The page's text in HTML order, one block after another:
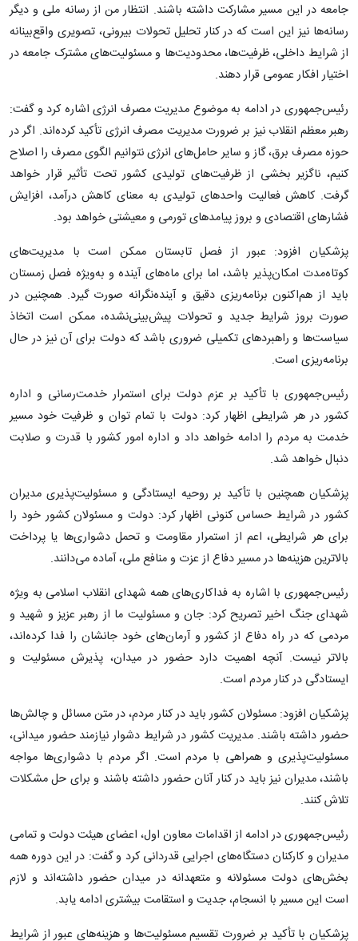
جامعه در این مسیر مشارکت داشته باشند. انتظار من از رسانه ملی و دیگر
رسانه‌ها نیز این است که در کنار تحلیل تحولات بیرونی، تصویری واقع‌بینانه
از شرایط داخلی، ظرفیت‌ها، محدودیت‌ها و مسئولیت‌های مشترک جامعه در
اختیار افکار عمومی قرار دهند.
رئیس‌جمهوری در ادامه به موضوع مدیریت مصرف انرژی اشاره کرد و گفت:
رهبر معظم انقلاب نیز بر ضرورت مدیریت مصرف انرژی تأکید کرده‌اند. اگر در
حوزه مصرف برق، گاز و سایر حامل‌های انرژی نتوانیم الگوی مصرف را اصلاح
کنیم، ناگزیر بخشی از ظرفیت‌های تولیدی کشور تحت تأثیر قرار خواهد
گرفت. کاهش فعالیت واحدهای تولیدی به معنای کاهش درآمد، افزایش
فشارهای اقتصادی و بروز پیامدهای تورمی و معیشتی خواهد بود.
پزشکیان افزود: عبور از فصل تابستان ممکن است با مدیریت‌های
کوتاه‌مدت امکان‌پذیر باشد، اما برای ماه‌های آینده و به‌ویژه فصل زمستان
باید از هم‌اکنون برنامه‌ریزی دقیق و آینده‌نگرانه صورت گیرد. همچنین در
صورت بروز شرایط جدید و تحولات پیش‌بینی‌نشده، ممکن است اتخاذ
سیاست‌ها و راهبردهای تکمیلی ضروری باشد که دولت برای آن نیز در حال
برنامه‌ریزی است.
رئیس‌جمهوری با تأکید بر عزم دولت برای استمرار خدمت‌رسانی و اداره
کشور در هر شرایطی اظهار کرد: دولت با تمام توان و ظرفیت خود مسیر
خدمت به مردم را ادامه خواهد داد و اداره امور کشور با قدرت و صلابت
دنبال خواهد شد.
پزشکیان همچنین با تأکید بر روحیه ایستادگی و مسئولیت‌پذیری مدیران
کشور در شرایط حساس کنونی اظهار کرد: دولت و مسئولان کشور خود را
برای هر شرایطی، اعم از استمرار مقاومت و تحمل دشواری‌ها یا پرداخت
بالاترین هزینه‌ها در مسیر دفاع از عزت و منافع ملی، آماده می‌دانند.
رئیس‌جمهوری با اشاره به فداکاری‌های همه شهدای انقلاب اسلامی به ویژه
شهدای جنگ اخیر تصریح کرد: جان و مسئولیت ما از رهبر عزیز و شهید و
مردمی که در راه دفاع از کشور و آرمان‌های خود جانشان را فدا کرده‌اند،
بالاتر نیست. آنچه اهمیت دارد حضور در میدان، پذیرش مسئولیت و
ایستادگی در کنار مردم است.
پزشکیان افزود: مسئولان کشور باید در کنار مردم، در متن مسائل و چالش‌ها
حضور داشته باشند. مدیریت کشور در شرایط دشوار نیازمند حضور میدانی،
مسئولیت‌پذیری و همراهی با مردم است. اگر مردم با دشواری‌ها مواجه
باشند، مدیران نیز باید در کنار آنان حضور داشته باشند و برای حل مشکلات
تلاش کنند.
رئیس‌جمهوری در ادامه از اقدامات معاون اول، اعضای هیئت دولت و تمامی
مدیران و کارکنان دستگاه‌های اجرایی قدردانی کرد و گفت: در این دوره همه
بخش‌های دولت مسئولانه و متعهدانه در میدان حضور داشته‌اند و لازم
است این مسیر با انسجام، جدیت و استقامت بیشتری ادامه یابد.
پزشکیان با تأکید بر ضرورت تقسیم مسئولیت‌ها و هزینه‌های عبور از شرایط